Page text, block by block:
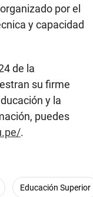
por el
y capacidad
de la
su firme
y la
puedes
.
Educación Superior